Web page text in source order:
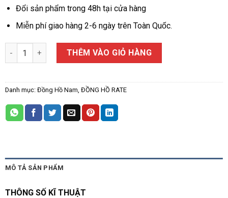
Đổi sản phẩm trong 48h tại cửa hàng
Miễn phí giao hàng 2-6 ngày trên Toàn Quốc.
ĐỒNG HỒ NAM RATE T1839 số lượng
THÊM VÀO GIỎ HÀNG
Danh mục: Đồng Hồ Nam, ĐỒNG HỒ RATE
MÔ TẢ SẢN PHẨM
THÔNG SỐ KĨ THUẬT